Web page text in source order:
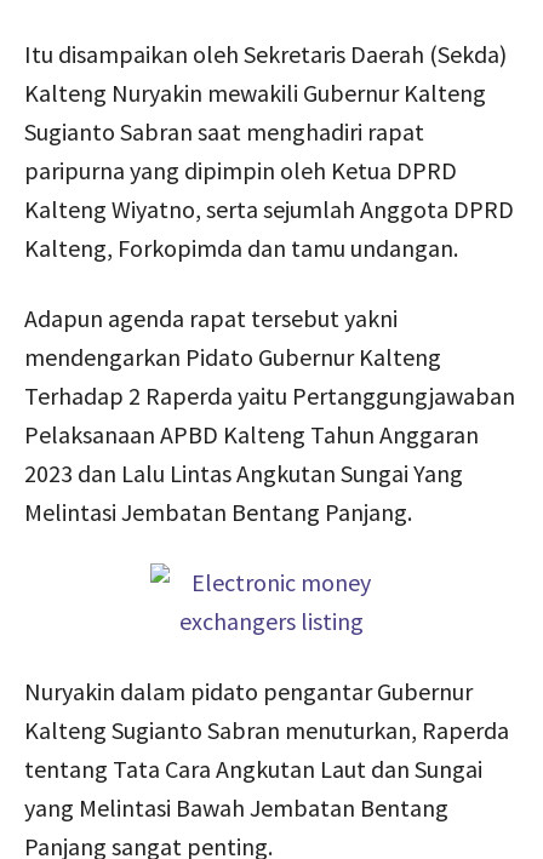
Itu disampaikan oleh Sekretaris Daerah (Sekda)
Kalteng Nuryakin mewakili Gubernur Kalteng
Sugianto Sabran saat menghadiri rapat
paripurna yang dipimpin oleh Ketua DPRD
Kalteng Wiyatno, serta sejumlah Anggota DPRD
Kalteng, Forkopimda dan tamu undangan.
Adapun agenda rapat tersebut yakni
mendengarkan Pidato Gubernur Kalteng
Terhadap 2 Raperda yaitu Pertanggungjawaban
Pelaksanaan APBD Kalteng Tahun Anggaran
2023 dan Lalu Lintas Angkutan Sungai Yang
Melintasi Jembatan Bentang Panjang.
Nuryakin dalam pidato pengantar Gubernur
Kalteng Sugianto Sabran menuturkan, Raperda
tentang Tata Cara Angkutan Laut dan Sungai
yang Melintasi Bawah Jembatan Bentang
Panjang sangat penting.